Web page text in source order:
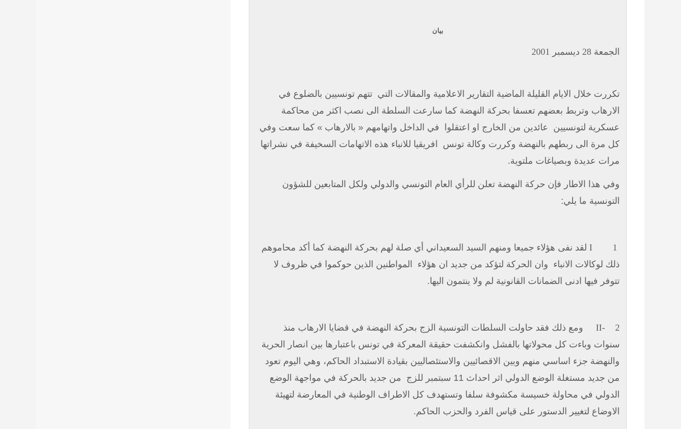
بيان
الجمعة 28 ديسمبر 2001
تكررت خلال الايام القليلة الماضية التقارير الاعلامية والمقالات التي تتهم تونسيين بالضلوع في
الارهاب وتربط بعضهم تعسفا بحركة النهضة كما سارعت السلطة الى نصب اكثر من محاكمة
عسكرية لتونسيين
عائدين من الخارج او اعتقلوا
في الداخل واتهامهم « بالارهاب » كما سعت وفي
كل مرة الى ربطهم بالنهضة وكررت وكالة تونس
افريقيا للانباء هذه الاتهامات السخيفة في نشراتها
مرات عديدة وبصياغات ملتوية.
وفي هذا الاطار فإن حركة النهضة تعلن للرأي العام التونسي والدولي ولكل المتابعين للشؤون
التونسية ما يلي:
1
لقد نفى هؤلاء جميعا ومنهم السيد السعيداني أي صلة لهم بحركة النهضة كما أكد محاموهم
ذلك لوكالات الانباء وان الحركة لتؤكد من جديد ان هؤلاء
المواطنين الذين حوكموا في ظروف لا
تتوفر فيها ادنى الضمانات القانونية لم ولا ينتمون اليها.
II- 2
ومع ذلك فقد حاولت السلطات التونسية الزج بحركة النهضة في قضايا الارهاب منذ
سنوات وباءت كل محولاتها بالفشل وانكشفت حقيقة المعركة في تونس باعتبارها بين انصار الحرية
والنهضة جزء اساسي منهم وبين الاقصائيين والاستئصاليين بقيادة الاستبداد الحاكم، وهي اليوم تعود
من جديد مستغلة الوضع الدولي اثر احداث 11 سبتمبر للزج
من جديد بالحركة في مواجهة الوضع
الدولي في محاولة خسيسة مكشوفة سلفا وتستهدف كل الاطراف الوطنية في المعارضة لتهيئة
الاوضاع لتغيير الدستور على قياس الفرد والحزب الحاكم.